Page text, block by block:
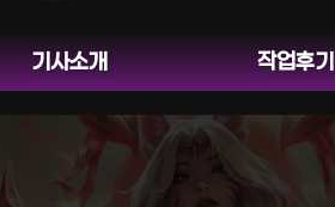
기사소개 작업후기